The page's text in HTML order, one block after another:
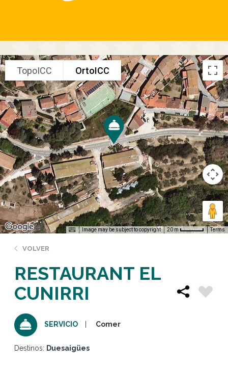
TopoICC OrtoICC
Image may be subject to copyright 20 m Terms
VOLVER
RESTAURANT EL
CUNIRRI
SERVICIO Comer
Destinos: Duesaigües